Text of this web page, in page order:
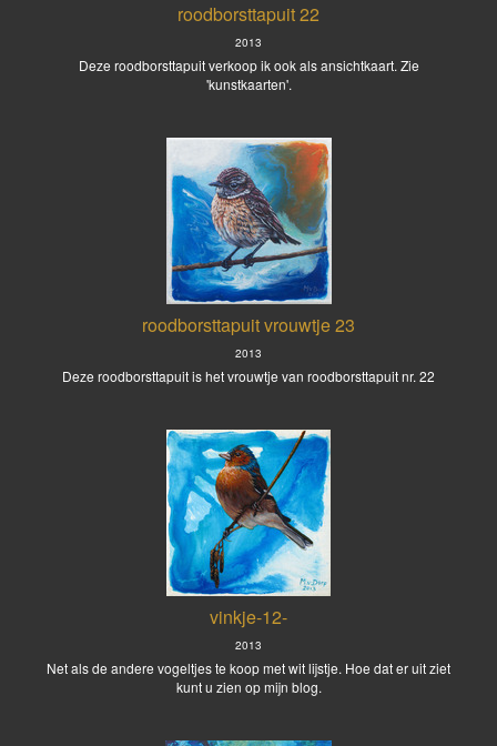
roodborsttapuit 22
2013
Deze roodborsttapuit verkoop ik ook als ansichtkaart. Zie
'kunstkaarten'.
roodborsttapuit vrouwtje 23
2013
Deze roodborsttapuit is het vrouwtje van roodborsttapuit nr. 22
vinkje-12-
2013
Net als de andere vogeltjes te koop met wit lijstje. Hoe dat er uit ziet
kunt u zien op mijn blog.